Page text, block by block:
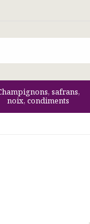
safrans,
noix, condiments